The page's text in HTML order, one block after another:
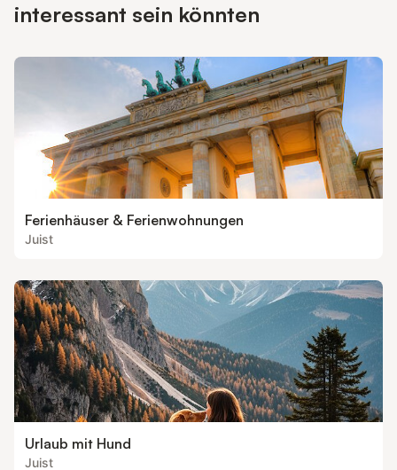
interessant sein könnten
Ferienhäuser & Ferienwohnungen
Juist
Urlaub mit Hund
Juist